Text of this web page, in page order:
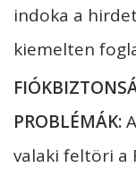
indoka a
kiemelten
PROBLÉMÁK:
valaki feltöri a